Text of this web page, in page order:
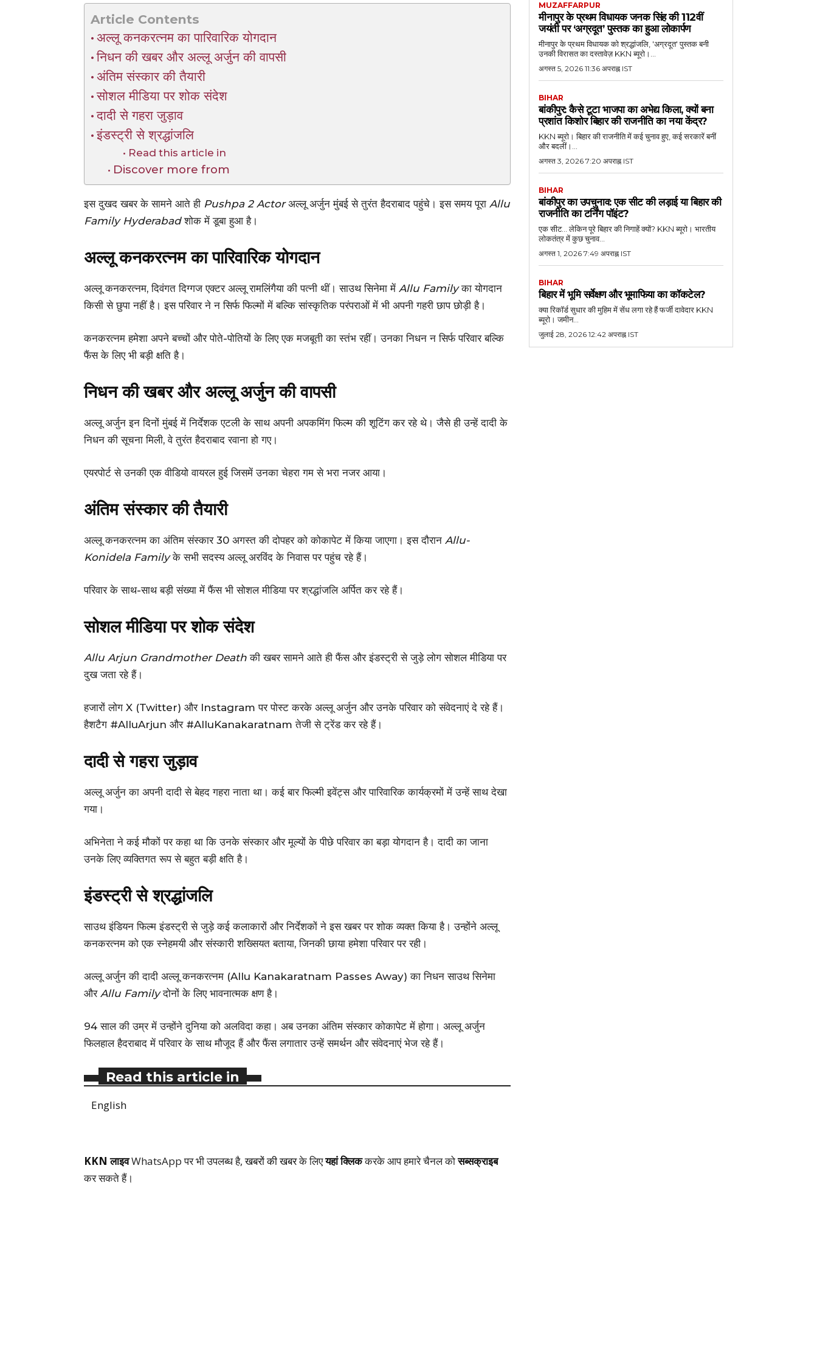
Article Contents
अल्लू कनकरत्नम का पारिवारिक योगदान
निधन की खबर और अल्लू अर्जुन की वापसी
अंतिम संस्कार की तैयारी
सोशल मीडिया पर शोक संदेश
दादी से गहरा जुड़ाव
इंडस्ट्री से श्रद्धांजलि
Read this article in
Discover more from
इस दुखद खबर के सामने आते ही Pushpa 2 Actorअल्लू अर्जुन मुंबई से तुरंत हैदराबाद पहुंचे। इस समय पूरा Allu
Family Hyderabadशोक में डूबा हुआ है।
अल्लू कनकरत्नम का पारिवारिक योगदान
अल्लू कनकरत्नम, दिवंगत दिग्गज एक्टर अल्लू रामलिंगैया की पत्नी थीं। साउथ सिनेमा में Allu Familyका योगदान
किसी से छुपा नहीं है। इस परिवार ने न सिर्फ फिल्मों में बल्कि सांस्कृतिक परंपराओं में भी अपनी गहरी छाप छोड़ी है।
कनकरत्नम हमेशा अपने बच्चों और पोते-पोतियों के लिए एक मजबूती का स्तंभ रहीं। उनका निधन न सिर्फ परिवार बल्कि
फैंस के लिए भी बड़ी क्षति है।
निधन की खबर और अल्लू अर्जुन की वापसी
अल्लू अर्जुन इन दिनों मुंबई में निर्देशक एटली के साथ अपनी अपकमिंग फिल्म की शूटिंग कर रहे थे। जैसे ही उन्हें दादी के
निधन की सूचना मिली, वे तुरंत हैदराबाद रवाना हो गए।
एयरपोर्ट से उनकी एक वीडियो वायरल हुई जिसमें उनका चेहरा गम से भरा नजर आया।
अंतिम संस्कार की तैयारी
अल्लू कनकरत्नम का अंतिम संस्कार 30 अगस्त की दोपहर को कोकापेट में किया जाएगा। इस दौरान Allu-
Konidela Familyके सभी सदस्य अल्लू अरविंद के निवास पर पहुंच रहे हैं।
परिवार के साथ-साथ बड़ी संख्या में फैंस भी सोशल मीडिया पर श्रद्धांजलि अर्पित कर रहे हैं।
सोशल मीडिया पर शोक संदेश
Allu Arjun Grandmother Death की खबर सामने आते ही फैंस और इंडस्ट्री से जुड़े लोग सोशल मीडिया पर
दुख जता रहे हैं।
हजारों लोग X (Twitter) और Instagram पर पोस्ट करके अल्लू अर्जुन और उनके परिवार को संवेदनाएं दे रहे हैं।
हैशटैग #AlluArjun और #AlluKanakaratnam तेजी से ट्रेंड कर रहे हैं।
दादी से गहरा जुड़ाव
अल्लू अर्जुन का अपनी दादी से बेहद गहरा नाता था। कई बार फिल्मी इवेंट्स और पारिवारिक कार्यक्रमों में उन्हें साथ देखा
गया।
अभिनेता ने कई मौकों पर कहा था कि उनके संस्कार और मूल्यों के पीछे परिवार का बड़ा योगदान है। दादी का जाना
उनके लिए व्यक्तिगत रूप से बहुत बड़ी क्षति है।
इंडस्ट्री से श्रद्धांजलि
साउथ इंडियन फिल्म इंडस्ट्री से जुड़े कई कलाकारों और निर्देशकों ने इस खबर पर शोक व्यक्त किया है। उन्होंने अल्लू
कनकरत्नम को एक स्नेहमयी और संस्कारी शख्सियत बताया, जिनकी छाया हमेशा परिवार पर रही।
अल्लू अर्जुन की दादी अल्लू कनकरत्नम (Allu Kanakaratnam Passes Away) का निधन साउथ सिनेमा
और Allu Familyदोनों के लिए भावनात्मक क्षण है।
94 साल की उम्र में उन्होंने दुनिया को अलविदा कहा। अब उनका अंतिम संस्कार कोकापेट में होगा। अल्लू अर्जुन
फिलहाल हैदराबाद में परिवार के साथ मौजूद हैं और फैंस लगातार उन्हें समर्थन और संवेदनाएं भेज रहे हैं।
Read this article in
English
KKN लाइवWhatsApp पर भी उपलब्ध है,खबरों की खबरके लिएयहां क्लिककरके आप हमारे चैनल कोसब्सक्राइब
कर सकते हैं।
MUZAFFARPUR
मीनापुर के प्रथम विधायक जनक सिंह की 112वीं
जयंती पर ‘अग्रदूत’ पुस्तक का हुआ लोकार्पण
मीनापुर के प्रथम विधायक को श्रद्धांजलि, 'अग्रदूत' पुस्तक बनी
उनकी विरासत का दस्तावेज़ KKN ब्यूरो।...
अगस्त 5, 2026 11:36 अपराह्न IST
BIHAR
बांकीपुर: कैसे टूटा भाजपा का अभेद्य किला, क्यों बना
प्रशांत किशोर बिहार की राजनीति का नया केंद्र?
KKN ब्यूरो। बिहार की राजनीति में कई चुनाव हुए, कई सरकारें बनीं
और बदलीं।...
अगस्त 3, 2026 7:20 अपराह्न IST
BIHAR
बांकीपुर का उपचुनाव: एक सीट की लड़ाई या बिहार की
राजनीति का टर्निंग पॉइंट?
एक सीट... लेकिन पूरे बिहार की निगाहें क्यों? KKN ब्यूरो। भारतीय
लोकतंत्र में कुछ चुनाव...
अगस्त 1, 2026 7:49 अपराह्न IST
BIHAR
बिहार में भूमि सर्वेक्षण और भूमाफिया का कॉकटेल?
क्या रिकॉर्ड सुधार की मुहिम में सेंध लगा रहे हैं फर्जी दावेदार KKN
ब्यूरो। जमीन...
जुलाई 28, 2026 12:42 अपराह्न IST